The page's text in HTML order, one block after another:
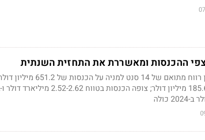
ההכנסות ומאשררת את התחזית השנתית
החברה רשמה ברבעון הראשון רווח מתואם של 14 סנט למניה על